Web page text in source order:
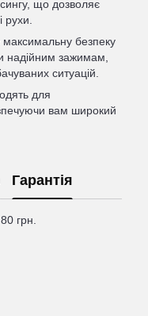
що дозволяє
рухи.
безпеку
надійним зажимам,
ситуацій.
для
вам широкий
Гарантія
грн.